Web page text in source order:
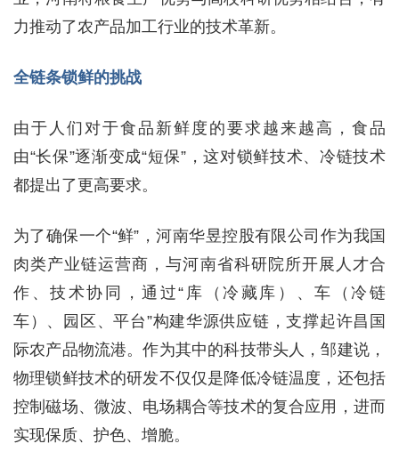
力推动了农产品加工行业的技术革新。
全链条锁鲜的挑战
由于人们对于食品新鲜度的要求越来越高，食品
由“长保”逐渐变成“短保”，这对锁鲜技术、冷链技术
都提出了更高要求。
为了确保一个“鲜”，河南华昱控股有限公司作为我国
肉类产业链运营商，与河南省科研院所开展人才合
作、技术协同，通过“库（冷藏库）、车（冷链
车）、园区、平台”构建华源供应链，支撑起许昌国
际农产品物流港。作为其中的科技带头人，邹建说，
物理锁鲜技术的研发不仅仅是降低冷链温度，还包括
控制磁场、微波、电场耦合等技术的复合应用，进而
实现保质、护色、增脆。